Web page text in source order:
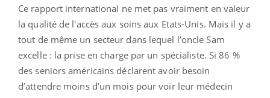
Ce rapport international ne met pas vraiment en valeur
la qualité de l'accès aux soins aux Etats-Unis. Mais il y a
tout de même un secteur dans lequel l’oncle Sam
excelle : la prise en charge par un spécialiste. Si 86 %
des seniors américains déclarent avoir besoin
d’attendre moins d’un mois pour voir leur médecin